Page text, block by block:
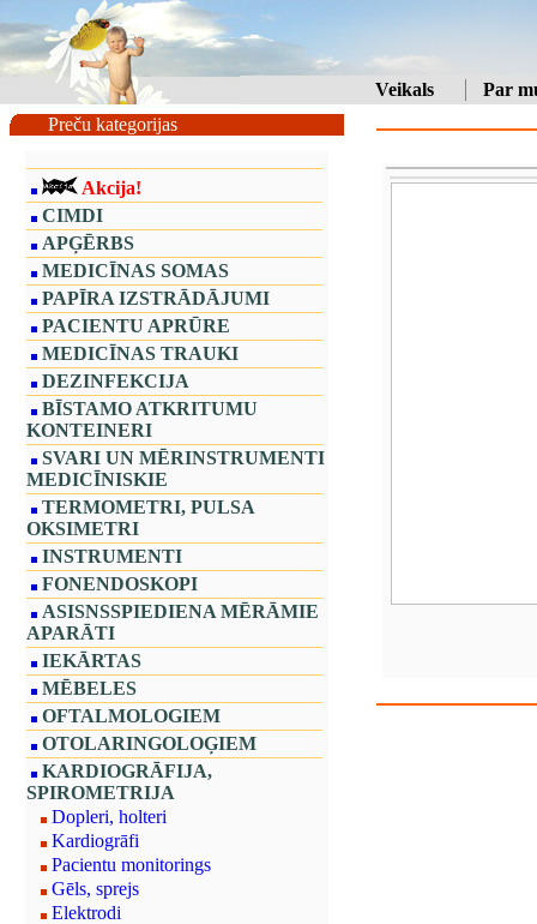
Veikals
Par
Preču kategorijas
Akcija!
CIMDI
APĢĒRBS
MEDICĪNAS SOMAS
PAPĪRA IZSTRĀDĀJUMI
PACIENTU APRŪRE
MEDICĪNAS TRAUKI
DEZINFEKCIJA
BĪSTAMO ATKRITUMU
KONTEINERI
SVARI UN MĒRINSTRUMENTI
MEDICĪNISKIE
TERMOMETRI, PULSA
OKSIMETRI
INSTRUMENTI
FONENDOSKOPI
ASISNSSPIEDIENA MĒRĀMIE
APARĀTI
IEKĀRTAS
MĒBELES
OFTALMOLOGIEM
OTOLARINGOLOĢIEM
KARDIOGRĀFIJA,
SPIROMETRIJA
Dopleri, holteri
Kardiogrāfi
Pacientu monitorings
Gēls, sprejs
Elektrodi